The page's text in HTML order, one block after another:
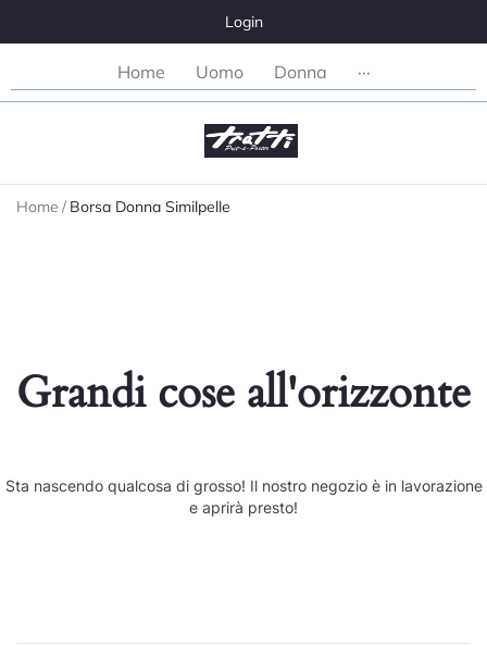
Login
Home Uomo Donna ···
Home / Borsa Donna Similpelle
Grandi cose all'orizzonte
Sta nascendo qualcosa di grosso! Il nostro negozio è in lavorazione
e aprirà presto!